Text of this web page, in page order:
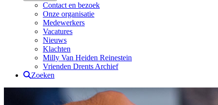
Contact en bezoek
Onze organisatie
Medewerkers
Vacatures
Nieuws
Klachten
Milly Van Heiden Reinestein
Vrienden Drents Archief
Zoeken
Drents Archief